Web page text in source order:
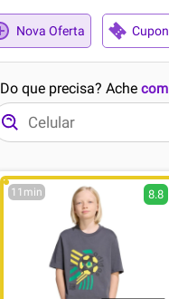
Nova Oferta
Do que precisa? Ache
11min 8.8